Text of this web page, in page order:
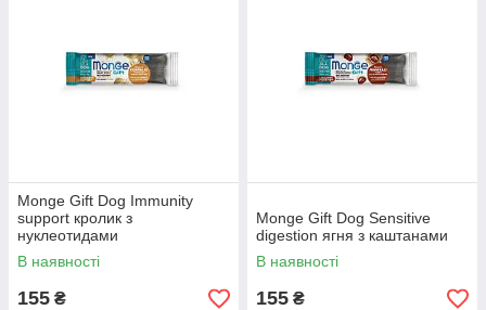
Monge Gift Dog Immunity
support кролик з
нуклеотидами
В наявності
155 ₴
Monge Gift Dog Sensitive
digestion ягня з каштанами
В наявності
155 ₴